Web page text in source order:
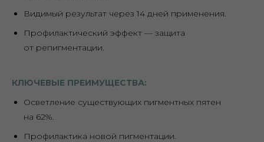
Видимый результат через 14 дней применения.
Профилактический эффект — защита
от репигментации.
КЛЮЧЕВЫЕ ПРЕИМУЩЕСТВА:
Осветление существующих пигментных пятен
на 62%.
Профилактика новой пигментации.